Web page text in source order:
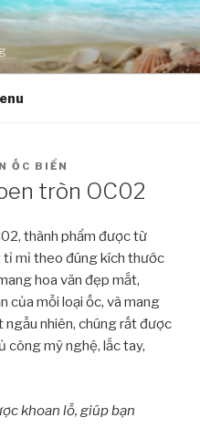
ỐC BIỂN
tròn OC02
thành phẩm được từ
tỉ mỉ theo đúng kích thước
hoa văn đẹp mắt,
của mỗi loại ốc, và mang
ngẫu nhiên, chúng rất được
công mỹ nghệ, lắc tay,
khoan lỗ, giúp bạn